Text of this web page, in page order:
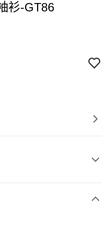
衫-GT86